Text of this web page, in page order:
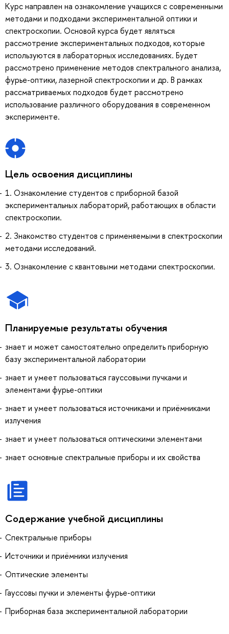
Курс направлен на ознакомление учащихся с современными
методами и подходами экспериментальной оптики и
спектроскопии. Основой курса будет являться
рассмотрение экспериментальных подходов, которые
используются в лабораторных исследованиях. Будет
рассмотрено применение методов спектрального анализа,
фурье-оптики, лазерной спектроскопии и др. В рамках
рассматриваемых подходов будет рассмотрено
использование различного оборудования в современном
эксперименте.
Цель освоения дисциплины
1. Ознакомление студентов с приборной базой
экспериментальных лабораторий, работающих в области
спектроскопии.
2. Знакомство студентов с применяемыми в спектроскопии
методами исследований.
3. Ознакомление с квантовыми методами спектроскопии.
Планируемые результаты обучения
знает и может самостоятельно определить приборную
базу экспериментальной лаборатории
знает и умеет пользоваться гауссовыми пучками и
элементами фурье-оптики
знает и умеет пользоваться источниками и приёмниками
излучения
знает и умеет пользоваться оптическими элементами
знает основные спектральные приборы и их свойства
Содержание учебной дисциплины
Спектральные приборы
Источники и приёмники излучения
Оптические элементы
Гауссовы пучки и элементы фурье-оптики
Приборная база экспериментальной лаборатории